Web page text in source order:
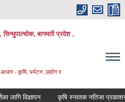
सिन्धुपाल्चोक, बागमती प्रदेश ,
- कृषि, पर्यटन ,उद्योग र
विज्ञापन कृषि स्नातक नतिजा प्रकाशन